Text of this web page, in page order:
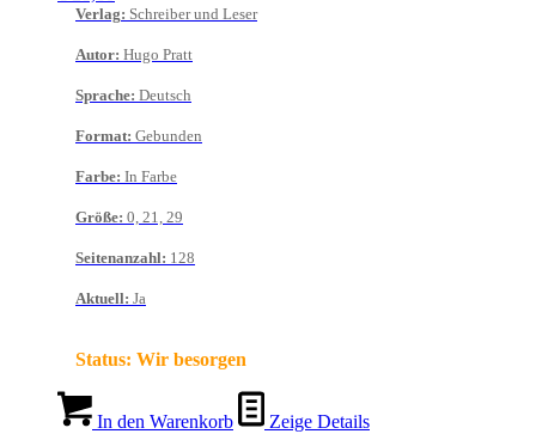
Verlag: Schreiber und Leser
Autor: Hugo Pratt
Sprache: Deutsch
Format: Gebunden
Farbe: In Farbe
Größe: 0, 21, 29
Seitenanzahl: 128
Aktuell: Ja
Status: Wir besorgen
In den Warenkorb Zeige Details